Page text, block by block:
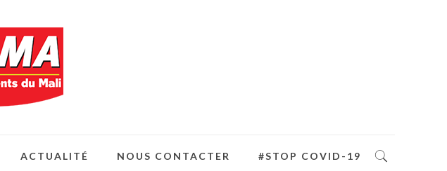
ACTUALITÉ NOUS CONTACTER #STOP COVID-19